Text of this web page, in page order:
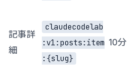
記事詳
細
claudecodelab
:v1:posts:item
:{slug}
10分